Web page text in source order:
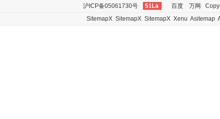
沪ICP备05061730号
51La 百度 万网
SitemapX SitemapX SitemapX Xenu Asitemap